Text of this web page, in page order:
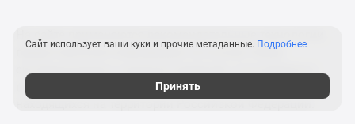
предоставления информации на основе сбора,
предпочтениям пользователей сети «Интернет»,
Сайт использует ваши куки и прочие метаданные. Подробнее
Принять